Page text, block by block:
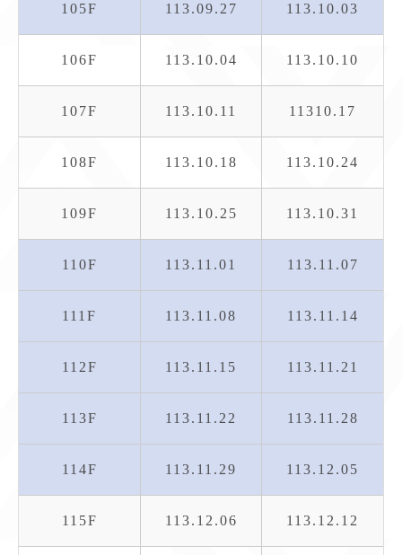
105F 113.09.27 113.10.03
106F 113.10.04 113.10.10
107F 113.10.11 11310.17
108F 113.10.18 113.10.24
109F 113.10.25 113.10.31
110F 113.11.01 113.11.07
111F 113.11.08 113.11.14
112F 113.11.15 113.11.21
113F 113.11.22 113.11.28
114F 113.11.29 113.12.05
115F 113.12.06 113.12.12